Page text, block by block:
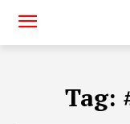
Tag: